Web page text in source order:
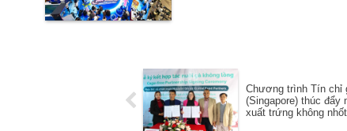
Chương trình Tín chỉ
(Singapore) thúc đẩy
xuất trứng không